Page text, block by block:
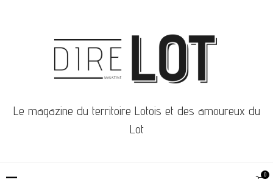
Le magazine du territoire Lotois et des amoureux du
Lot
0